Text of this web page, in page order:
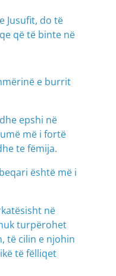
Jusufit, do të
që të binte në
e burrit
epshi në
më i fortë
te fëmija.
është më i
në
turpërohet
të cilin e njohin
të fëlliqet